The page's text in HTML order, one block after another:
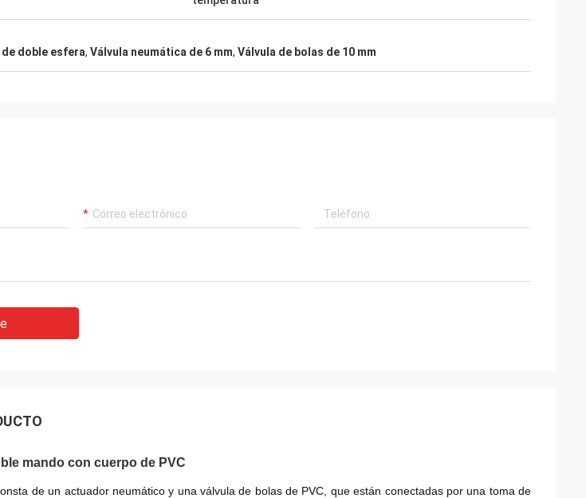
doble esfera, Válvula neumática de 6 mm, Válvula de bolas de 10 mm
mando con cuerpo de PVC
de un actuador neumático y una válvula de bolas de PVC, que están conectadas por una toma de